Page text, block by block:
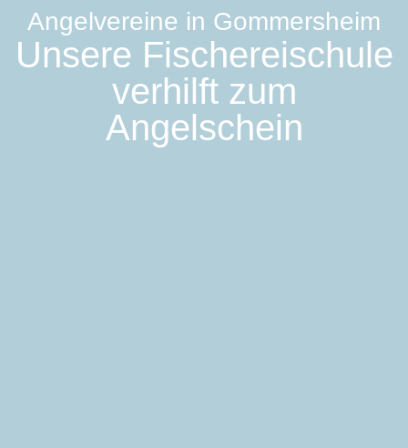
Angelvereine in Gommersheim
Unsere Fischereischule
verhilft zum
Angelschein